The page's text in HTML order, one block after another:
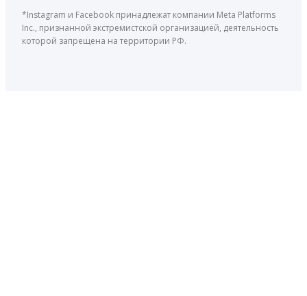
*Instagram и Facebook принадлежат компании Meta Platforms
Inc., признанной экстремистской организацией, деятельность
которой запрещена на территории РФ.